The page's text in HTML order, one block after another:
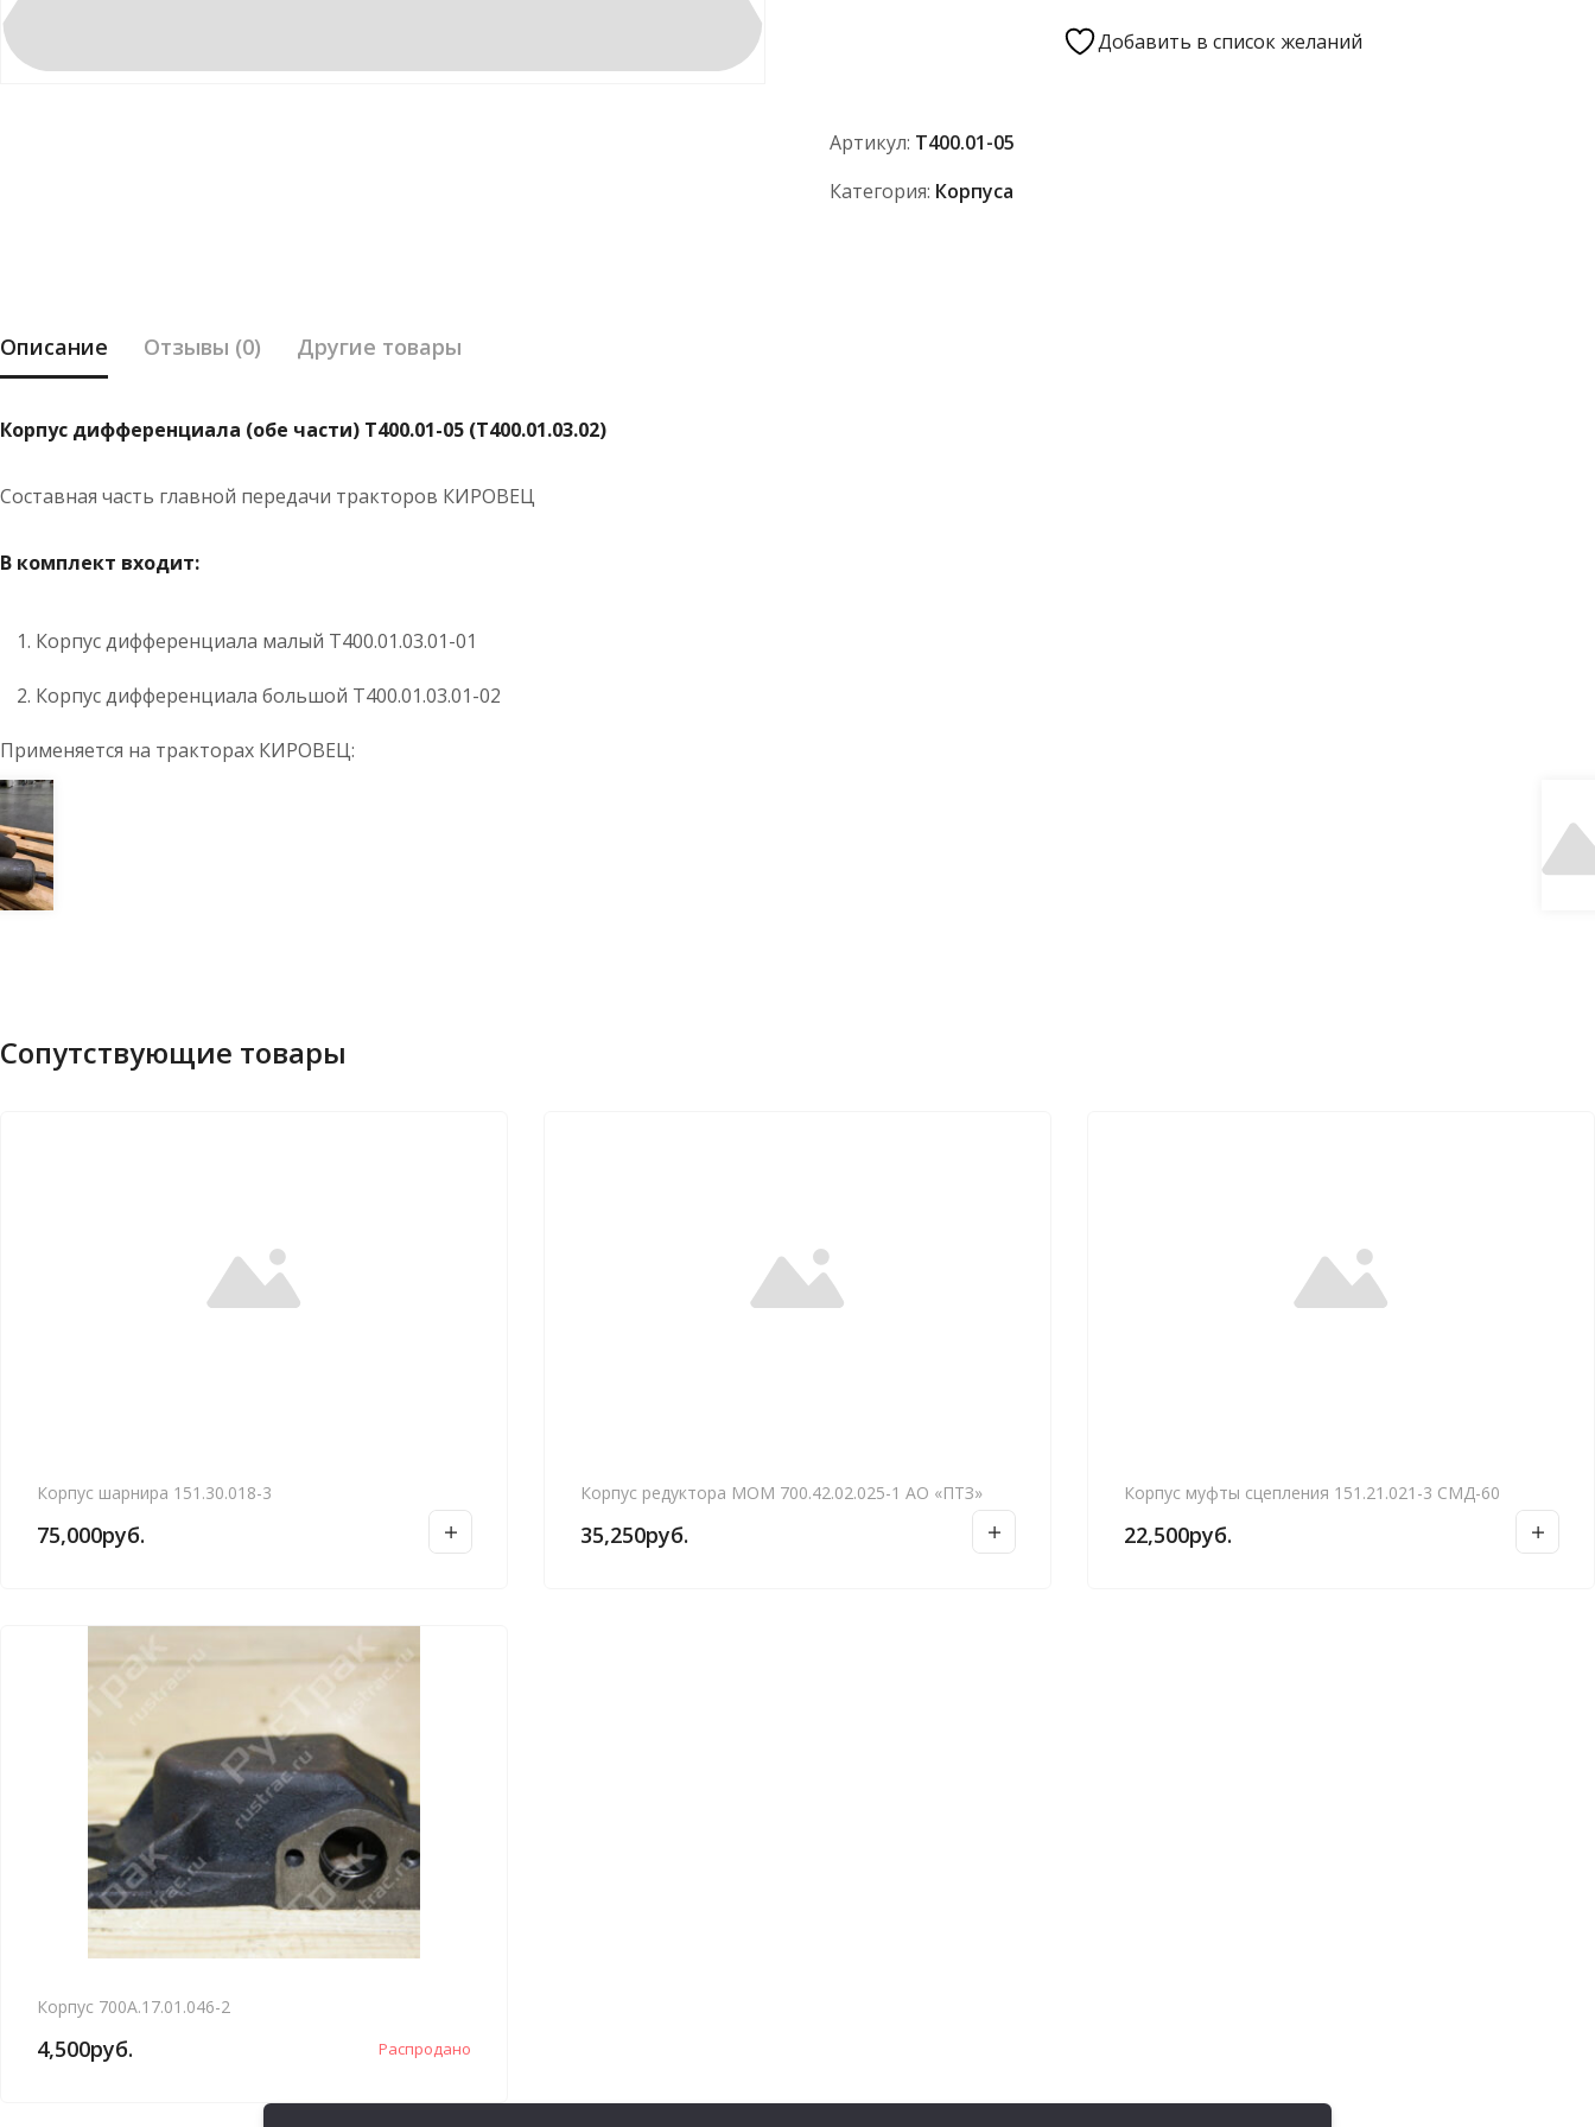
05
Добавить в список желаний
Артикул: Т400.01-05
Категория: Корпуса
Описание Отзывы (0) Другие товары
Корпус дифференциала (обе части) Т400.01-05 (T400.01.03.02)
Составная часть главной передачи тракторов КИРОВЕЦ
В комплект входит:
Корпус дифференциала малый T400.01.03.01-01
Корпус дифференциала большой T400.01.03.01-02
Применяется на тракторах КИРОВЕЦ:
Сопутствующие товары
Корпус шарнира 151.30.018-3
75,000руб.
Корпус редуктора МОМ 700.42.02.025-1 АО «ПТЗ»
35,250руб.
Корпус муфты сцепления 151.21.021-3 СМД-60
22,500руб.
Корпус 700А.17.01.046-2
4,500руб. Распродано